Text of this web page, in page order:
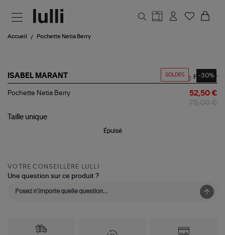
Accueil Pochette Netia Berry
SOLDES -30%
ISABEL MARANT
Pochette
Partager
Pochette Netia Berry 52,50 €
Taille unique
Épuisé
VOTRE CONSEILLÈRE LULLI
Une question sur ce produit ?